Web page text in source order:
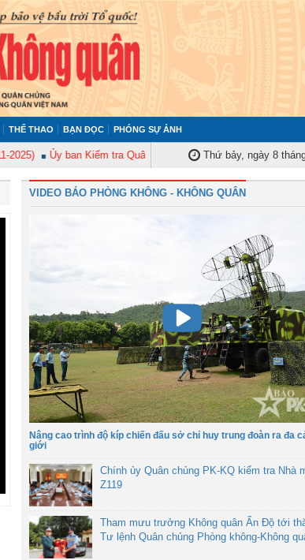
THỂ THAO BẠN ĐỌC PHÓNG SỰ ẢNH
Ủy ban Kiểm tra Quân ủy Trung ương tập huấn nghiệp vụ công
Thứ bảy, ngày 8
VIDEO BÁO PHÒNG KHÔNG - KHÔNG QUÂN
Nâng cao trình độ kíp chiến đấu sở chỉ huy trung đoàn ra đa
giới
Chính ủy Quân chủng PK-KQ kiểm tra Nhà
Z119
Tham mưu trưởng Không quân Ấn Độ tới
Tư lệnh Quân chủng Phòng không-Không